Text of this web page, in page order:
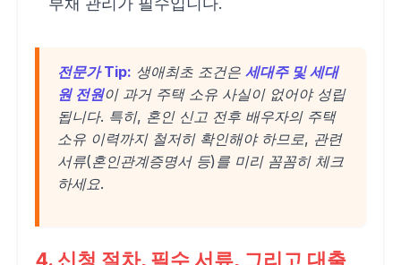
전문가 Tip: 생애최초 조건은세대주 및 세대
원 전원이 과거 주택 소유 사실이 없어야 성립
됩니다. 특히, 혼인 신고 전후 배우자의 주택
소유 이력까지 철저히 확인해야 하므로, 관련
서류(혼인관계증명서 등)를 미리 꼼꼼히 체크
하세요.
4. 신청 절차, 필수 서류, 그리고 대출